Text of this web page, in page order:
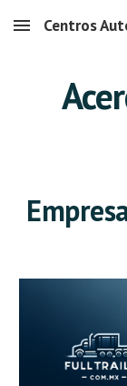
Skip to main
Centros